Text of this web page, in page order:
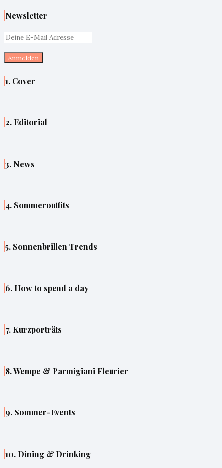
Newsletter
1. Cover
2. Editorial
3. News
4. Sommeroutfits
5. Sonnenbrillen Trends
6. How to spend a day
7. Kurzporträts
8. Wempe & Parmigiani Fleurier
9. Sommer-Events
10. Dining & Drinking